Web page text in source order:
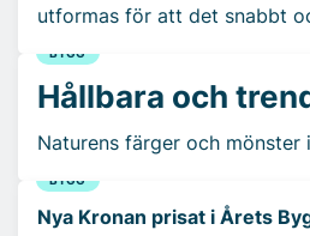
utformas för att det snabbt
BYGG
Hållbara och
Naturens färger och mönster
BYGG
Nya Kronan prisat i Årets